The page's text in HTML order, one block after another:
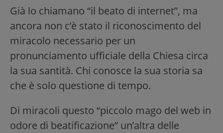
Già lo chiamano “il beato di internet”, ma
ancora non c’è stato il riconoscimento del
miracolo necessario per un
pronunciamento ufficiale della Chiesa circa
la sua santità. Chi conosce la sua storia sa
che è solo questione di tempo.
Di miracoli questo “piccolo mago del web in
odore di beatificazione” un’altra delle